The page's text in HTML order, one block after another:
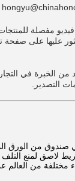
مفصلة
عليها على صفحة
من الخبرة في
التصدير.
من الورق
لاصق لمنع التلف
مختلفة من العالم